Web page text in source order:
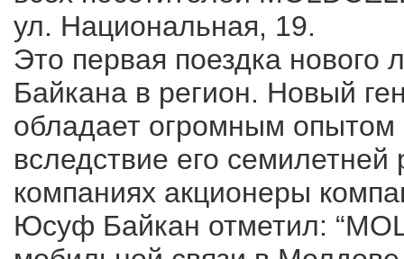
ул. Национальная, 19.
Это первая поездка
Байкана в регион. Новый
обладает огромным
вследствие его
компаниях акционеры
Юсуф Байкан отметил: